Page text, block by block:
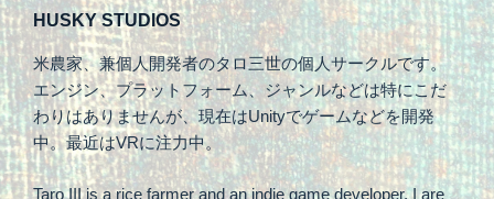
HUSKY STUDIOS
米農家、兼個人開発者のタロ三世の個人サークルです。
エンジン、プラットフォーム、ジャンルなどは特にこだ
わりはありませんが、現在はUnityでゲームなどを開発
中。最近はVRに注力中。
Taro III is a rice farmer and an indie game developer. I are